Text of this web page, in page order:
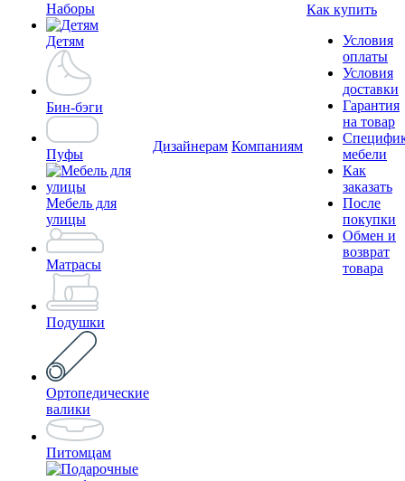
Наборы
Детям
Бин-бэги
Пуфы
Мебель для
улицы
Матрасы
Подушки
Ортопедические
валики
Питомцам
Дизайнерам Компаниям
Как купить
Условия
оплаты
Условия
доставки
Гарантия
на товар
мебели
Как
заказать
После
покупки
Обмен и
возврат
товара